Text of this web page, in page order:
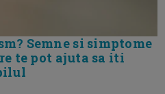
Semne si simptome
te pot ajuta sa iti